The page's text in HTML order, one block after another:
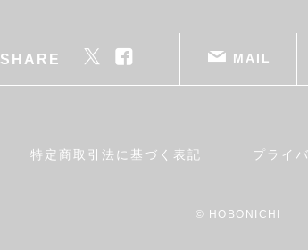
SHARE MAIL
特定商取引法に基づく表記 プライ
© HOBONICHI